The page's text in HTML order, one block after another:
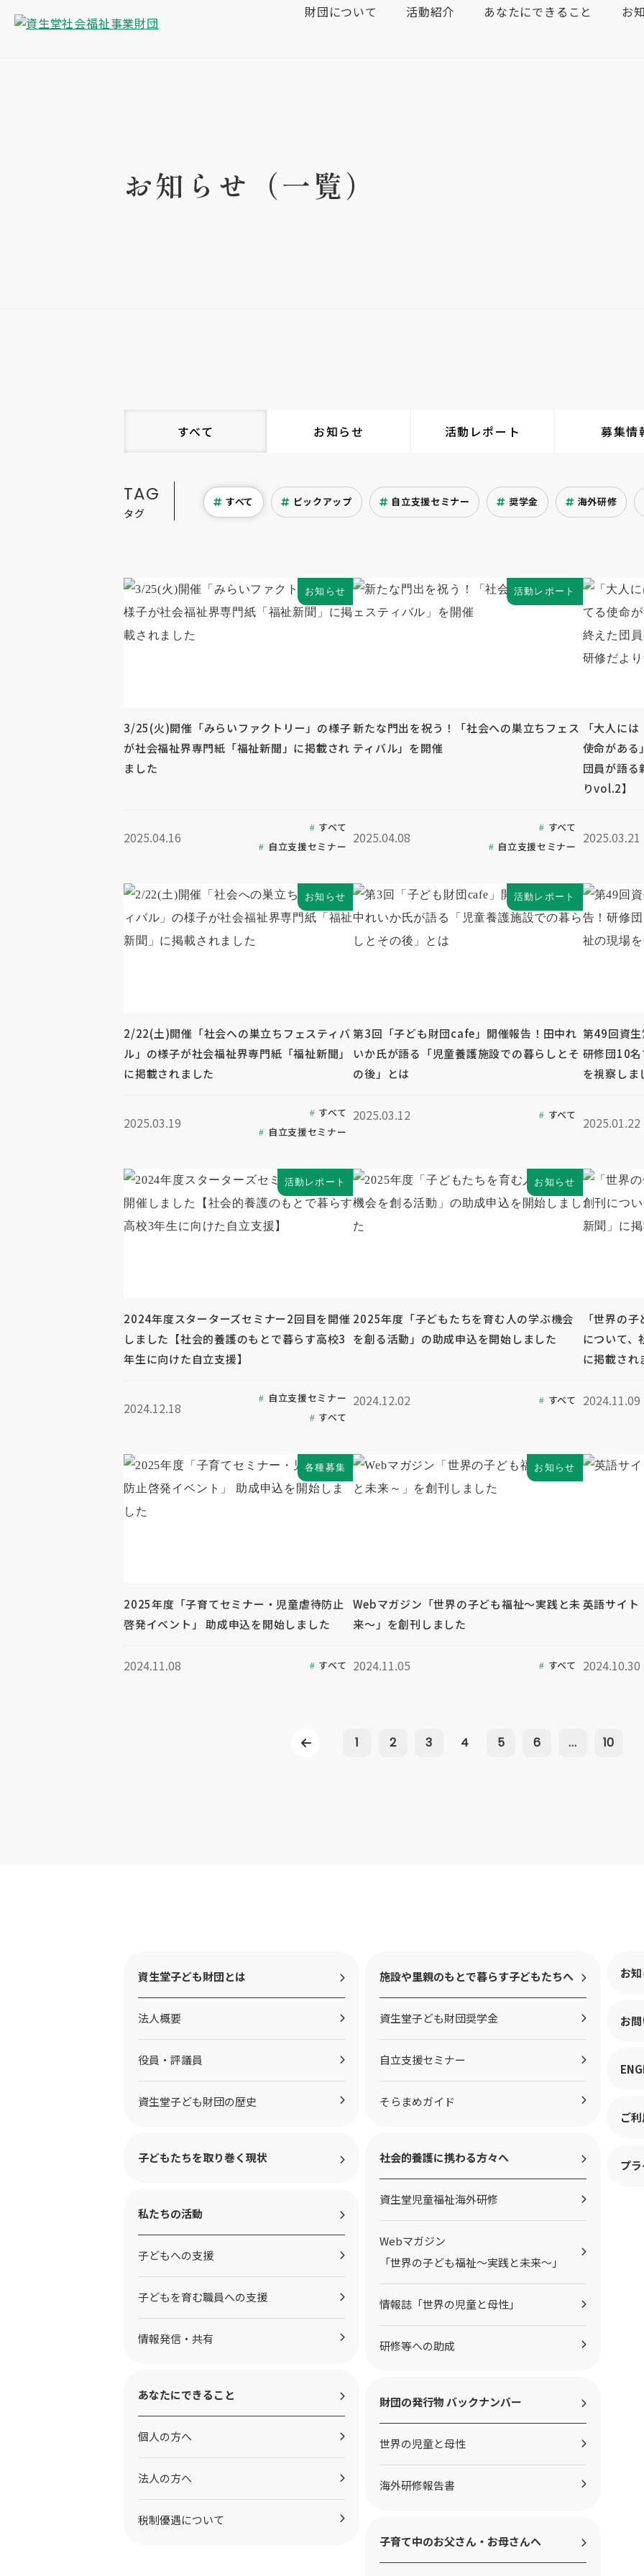
財団について 活動紹介 あなたにできること お
お知らせ（一覧）
すべて お知らせ 活動レポート 募集情
TAG
タグ
すべて ピックアップ 自立支援セミナー 奨学金 海外研修
お知らせ
3/25(火)開催「みらいファクトリー」の様子
が社会福祉界専門紙「福祉新聞」に掲載され
ました
2025.04.16
すべて
自立支援セミナー
活動レポート
新たな門出を祝う！「社会への巣立ちフェス
ティバル」を開催
2025.04.08
すべて
自立支援セミナー
「大人に
使命がある
団員が語る
りvol.2】
2025.03.21
お知らせ
2/22(土)開催「社会への巣立ちフェスティバ
ル」の様子が社会福祉界専門紙「福祉新聞」
に掲載されました
2025.03.19
すべて
自立支援セミナー
活動レポート
第3回「子ども財団cafe」開催報告！田中れ
いか氏が語る「児童養護施設での暮らしとそ
の後」とは
2025.03.12 すべて
第49回資
研修団10
を視察しま
2025.01.22
活動レポート
2024年度スターターズセミナー2回目を開催
しました【社会的養護のもとで暮らす高校3
年生に向けた自立支援】
2024.12.18
自立支援セミナー
すべて
お知らせ
2025年度「子どもたちを育む人の学ぶ機会
を創る活動」の助成申込を開始しました
2024.12.02 すべて
「世界の
について、
に掲載され
2024.11.09
各種募集
2025年度「子育てセミナー・児童虐待防止
啓発イベント」 助成申込を開始しました
2024.11.08 すべて
お知らせ
Webマガジン「世界の子ども福祉～実践と未
来～」を創刊しました
2024.11.05 すべて
英語サイト
2024.10.30
1 2 3 4 5 6 ... 10
資生堂子ども財団とは
法人概要
役員・評議員
資生堂子ども財団の歴史
子どもたちを取り巻く現状
私たちの活動
⼦どもへの⽀援
子どもを育む職員への支援
情報発信・共有
あなたにできること
個人の方へ
法人の方へ
税制優遇について
施設や里親のもとで暮らす子どもたちへ
資生堂子ども財団奨学金
自立支援セミナー
そらまめガイド
社会的養護に携わる方々へ
資生堂児童福祉海外研修
Webマガジン
「世界の子ども福祉～実践と未来～」
情報誌「世界の児童と母性」
研修等への助成
財団の発行物 バックナンバー
世界の児童と母性
海外研修報告書
子育て中のお父さん・お母さんへ
お
お
ご
プ